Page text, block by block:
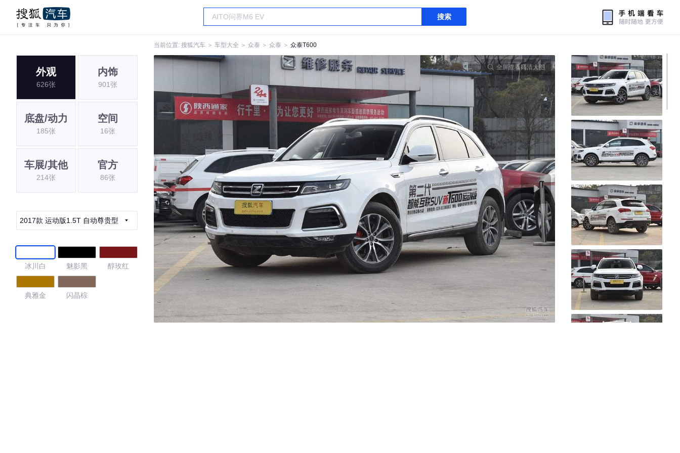
搜索
当前位置: 搜狐汽车 ＞ 车型大全 ＞ 众泰 ＞ 众泰 ＞ 众泰T600
外观
626张
内饰
901张
底盘/动力
185张
空间
16张
车展/其他
214张
官方
86张
2017款 运动版1.5T 自动尊贵型
冰川白 魅影黑 醇玫红
典雅金 闪晶棕
全屏查看高清大图